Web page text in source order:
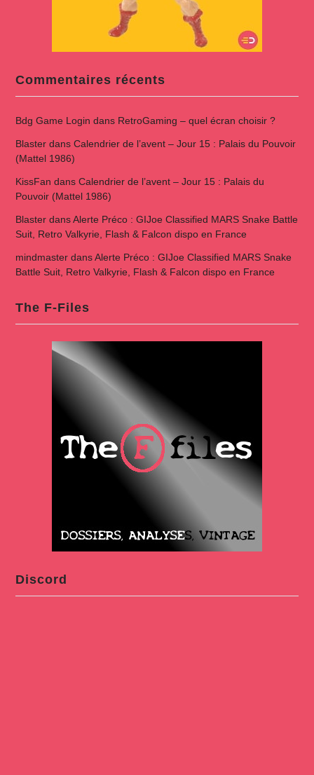
Commentaires récents
Bdg Game Login dans RetroGaming – quel écran choisir ?
Blasterdans Calendrier de l’avent – Jour 15 : Palais du Pouvoir
(Mattel 1986)
KissFan dans Calendrier de l’avent – Jour 15 : Palais du
Pouvoir (Mattel 1986)
BlasterdansAlerte Préco : GIJoe Classified MARS Snake Battle
Suit, Retro Valkyrie, Flash & Falcon dispo en France
mindmasterdansAlerte Préco : GIJoe Classified MARS Snake
Battle Suit, Retro Valkyrie, Flash & Falcon dispo en France
The F-Files
Discord